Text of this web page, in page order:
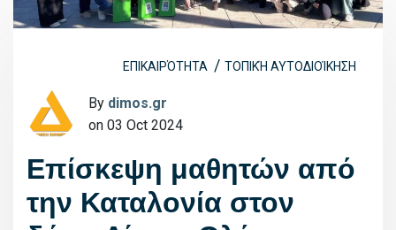
ΕΠΙΚΑΙΡΌΤΗΤΑ ΤΟΠΙΚΉ ΑΥΤΟΔΙΟΊΚΗΣΗ
By dimos.gr
on 03 Oct 2024
Επίσκεψη μαθητών από
την Καταλονία στον